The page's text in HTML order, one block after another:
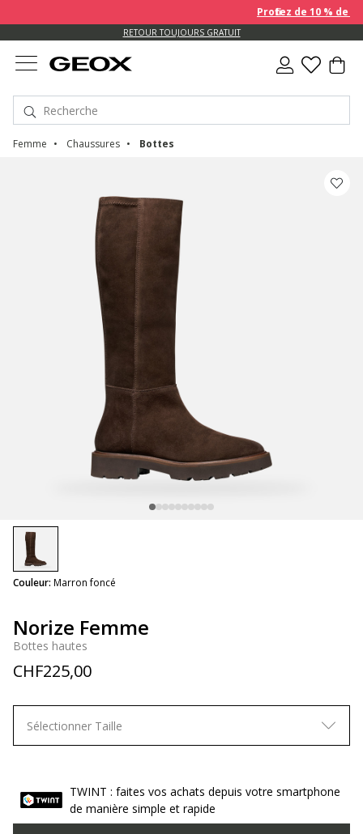
Profitez de 10 % de
RETOUR TOUJOURS GRATUIT
Femme Chaussures Bottes
Norize Femme
Bottes hautes
CHF225,00
Couleur: Marron foncé
selected
Sélectionner Taille
TWINT : faites vos achats depuis votre smartphone
de manière simple et rapide